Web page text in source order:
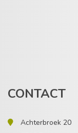
CONTACT
Achterbroek 20